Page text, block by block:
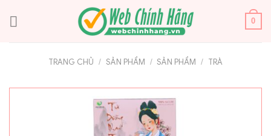
qua
0
TRANG CHỦ / SẢN PHẨM / SẢN PHẨM / TRÀ